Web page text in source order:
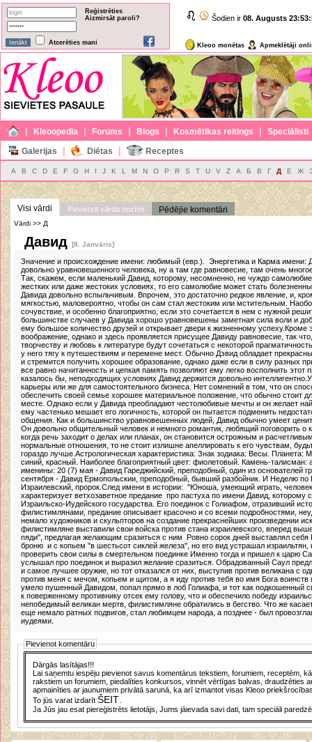
Reģistrēties
Aizmirsāt paroli?
Atcerēties mani
Šodien ir 08. Augusts
Kleoo monētas Apmeklētāji
| Kleoopedia | Forums | Blogs | Kosmētikas reitings | Speciālisti
Galerijas | Diētas | Receptes
A B C D E F G H I J K L M N O P R S T U V Z А Б В Г Д Е Ж
Visi vārdi Pievienot vārda nozīmi Pēdējie komentāri
Vārdi >> Д
Давид [8. Janvāris]
Значение и происхождение имени: любимый (евр.). Энергетика и Карма имени:
довольно уравновешенного человека, ну а там где равновесие, там очень
Так, скажем, если маленький Давид, которому, несомненно, не чуждо
жестких или даже жестоких условиях, то его самолюбие может стать
Давида довольно вспыльчивым. Впрочем, это достаточно редкое явление, и,
мягкостью, маловероятно, чтобы он сам стал жестоким или мстительным.
сочувствие, и особенно благоприятно, если это сочетается в нем с нужной
большинстве случаев у Давида хорошо уравновешены заметная сила воли и
ему большое количество друзей и открывает двери к жизненному успеху.Кроме
воображение, однако и здесь проявляется присущее Давиду равновесие, так
творчеству и любовь к литературе будут сочетаться с некоторой
у него тягу к путешествиям и перемене мест. Обычно Дэвид обладает
и стремится получить хорошее образование, однако даже если в силу разных
все равно начитанность и цепкая память позволяют ему легко восполнить
казалось бы, неподходящих условиях Давид держится довольно
карьеры или же для самостоятельного бизнеса. Нет сомнений в том, что он
обеспечить своей семье хорошее материальное положение, что обычно стоит
месте. Однако если у Давида преобладают честолюбивые мечты и он желает
ему частенько мешает его логичность, которой он пытается подменить
общения. Как и большинство уравновешенных людей, Давид обычно умеет
Он довольно общительный человек и немного романтик, любящий поговорить о
когда речь заходит о делах или планах, он становится острожным и
нормальные отношения, то не стоит излишне апеллировать к его чувствам,
гораздо лучше.Астрологическая характеристика: Знак зодиака: Весы. Планета:
синий, красный. Наиболее благоприятный цвет: фиолетовый. Камень-талисман:
именины: 20 (7) мая - Давид Гареджийский, преподобный, один из основателей
сентября - Давид Ермопольскии, преподобный, бывший разбойник. И Неделю
Израилевский, пророк.След имени в истории: "Юноша, умеющий играть,
характеризует ветхозаветное предание про пастуха по имени Давид, которому
Израильско-Иудейского государства. Его поединок с Голиафом, отразивший
филистимлянами, предание описывает красочно и со всеми подробностями,
немало художников и скульпторов на создание прекраснейших произведении
филистимляне выставили свои войска против стана израилевского, вперед
пяди", предлагая желающим сразиться с ним Ровно сорок дней выставлял
броню и с копьем "в шестьсот сиклей железа", но его вид устрашал израильтян,
проверить свои силы в смертельном поединке Именно тогда и пришел к царю
услышал про поединок и выразил желание сразиться. Обрадованный Саул
и самое лучшее оружие, но тот отказался от них, выступив против великана с
против меня с мечом, копьем и щитом, а я иду против тебя во имя Бога воинств
умело пушенный Давидом, попал прямо в лоб Голиафа, и тот как подкошенный
к поверженному противнику отсек ему голову, что и обеспечило победу
непобедимый великан мертв, филистимляне обратились в бегство. Что же
еще немало ратных подвигов, стал любимцем народа, а позднее - был
иудеями.
Pievienot komentāru
Dārgās lasītājas!!!
Lai saņemtu iespēju pievienot savus komentārus tekstiem, forumiem, receptēm,
rakstiem un forumiem, piedalīties konkursos, vinnēt vērtīgas balvas, draudzēties
apmainīties ar jaunumiem privātā sarunā, ka arī izmantot visas Kleoo
To jūs varat izdarītŠEIT
Ja Jūs jau esat piereģistrēts lietotājs, Jums jāievada savi dati, tam speciāli